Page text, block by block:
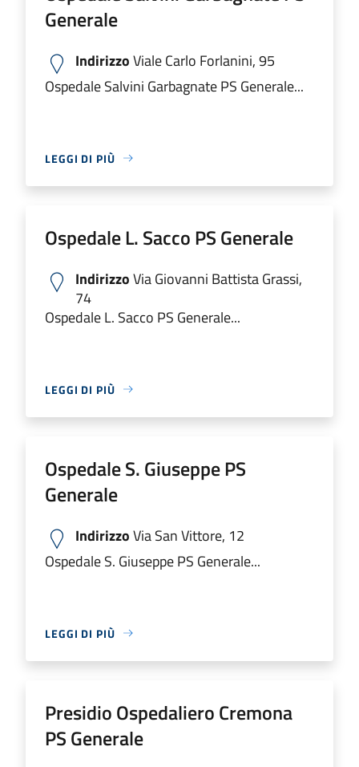
Generale
IndirizzoViale Carlo Forlanini, 95
Ospedale Salvini Garbagnate PS Generale...
LEGGI DI PIÙ
Ospedale L. Sacco PS Generale
IndirizzoVia Giovanni Battista Grassi,
74
Ospedale L. Sacco PS Generale...
LEGGI DI PIÙ
Ospedale S. Giuseppe PS
Generale
IndirizzoVia San Vittore, 12
Ospedale S. Giuseppe PS Generale...
LEGGI DI PIÙ
Presidio Ospedaliero Cremona
PS Generale